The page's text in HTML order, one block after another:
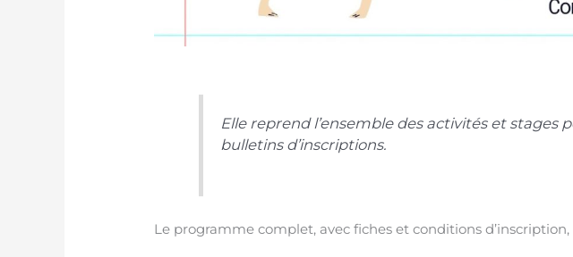
Elle reprend l’ensemble des activités et stages
bulletins d’inscriptions.
Le programme complet, avec fiches et conditions